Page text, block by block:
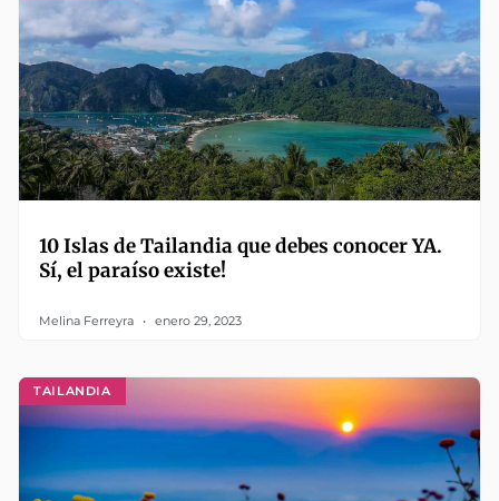
10 Islas de Tailandia que debes conocer YA.
Sí, el paraíso existe!
Melina Ferreyra enero 29, 2023
TAILANDIA